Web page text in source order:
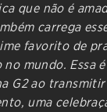
que não é
carrega
favorito de
mundo. Essa
G2 ao transmitir
uma